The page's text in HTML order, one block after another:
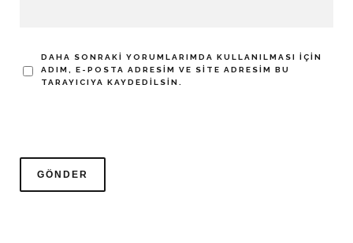
DAHA SONRAKI YORUMLARIMDA KULLANILMASI IÇIN
ADIM, E-POSTA ADRESIM VE SITE ADRESIM BU
TARAYICIYA KAYDEDILSIN.